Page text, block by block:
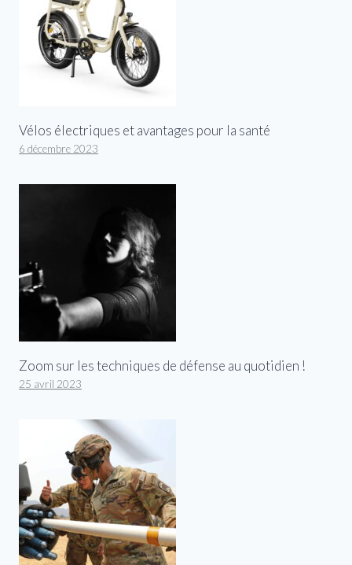
Vélos électriques et avantages pour la santé
6 décembre 2023
Zoom sur les techniques de défense au quotidien !
25 avril 2023